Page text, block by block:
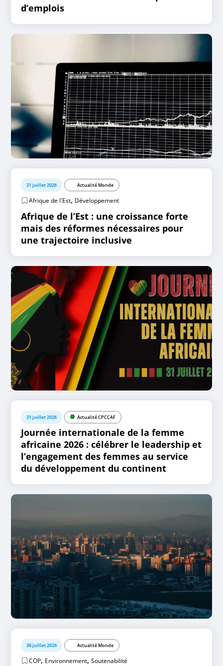
d’emplois
31 juillet 2026 Actualité Monde
Afrique de l'Est, Développement
Afrique de l’Est : une croissance forte
mais des réformes nécessaires pour
une trajectoire inclusive
31 juillet 2026 Actualité CPCCAF
Journée internationale de la femme
africaine 2026 : célébrer le leadership et
l’engagement des femmes au service
du développement du continent
30 juillet 2026 Actualité Monde
COP, Environnement,Soutenabilité